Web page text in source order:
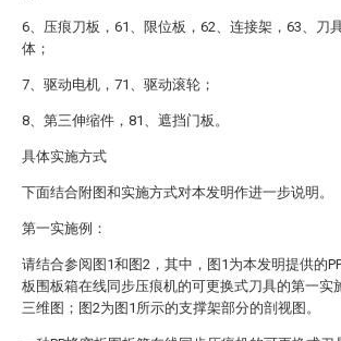
6、压痕刀板，61、限位板，62、连接架，63、刀
体；
7、驱动电机，71、驱动滚轮；
8、第三伸缩件，81、遮挡门板。
具体实施方式
下面结合附图和实施方式对本发明作进一步说明。
第一实施例：
请结合参阅图1和图2，其中，图1为本发明提供的
板围板箱在线同步压痕机的可更换式刀具的第一实
三维图；图2为图1所示的支撑架部分的剖视图。